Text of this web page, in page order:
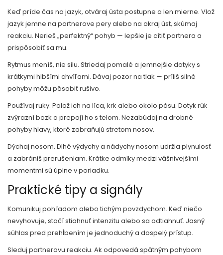
Keď príde čas na jazyk, otváraj ústa postupne a len mierne. Vlož
jazyk jemne na partnerove pery alebo na okraj úst, skúmaj
reakciu. Nerieš „perfektný“ pohyb — lepšie je cítiť partnera a
prispôsobiť sa mu.
Rytmus meníš, nie silu. Striedaj pomalé a jemnejšie dotyky s
krátkymi hlbšími chvíľami. Dávaj pozor na tlak — príliš silné
pohyby môžu pôsobiť rušivo.
Používaj ruky. Polož ich na líca, krk alebo okolo pásu. Dotyk rúk
zvýrazní bozk a prepojí ho s telom. Nezabúdaj na drobné
pohyby hlavy, ktoré zabraňujú stretom nosov.
Dýchaj nosom. Dlhé výdychy a nádychy nosom udržia plynulosť
a zabrániš prerušeniam. Krátke odmlky medzi vášnivejšími
momentmi sú úplne v poriadku.
Praktické tipy a signály
Komunikuj pohľadom alebo tichým povzdychom. Keď niečo
nevyhovuje, stačí stiahnuť intenzitu alebo sa odtiahnuť. Jasný
súhlas pred prehĺbením je jednoduchý a dospelý prístup.
Sleduj partnerovu reakciu. Ak odpovedá spätným pohybom